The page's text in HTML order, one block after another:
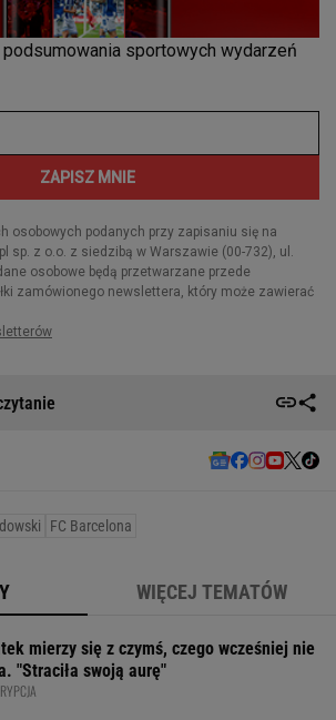
FC Barcelona
WIĘCEJ TEMATÓW
mierzy się z czymś, czego wcześniej nie
"Straciła swoją aurę"